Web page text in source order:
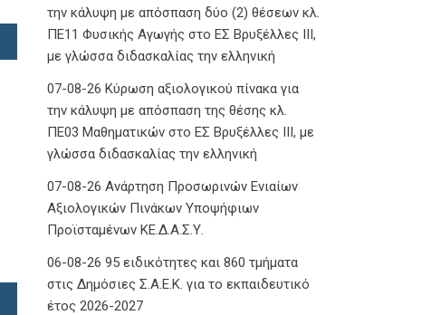
την κάλυψη με απόσπαση δύο (2) θέσεων κλ.
ΠΕ11 Φυσικής Αγωγής στο ΕΣ Βρυξέλλες ΙΙΙ,
με γλώσσα διδασκαλίας την ελληνική
07-08-26 Κύρωση αξιολογικού πίνακα για
την κάλυψη με απόσπαση της θέσης κλ.
ΠΕ03 Μαθηματικών στο ΕΣ Βρυξέλλες ΙΙΙ, με
γλώσσα διδασκαλίας την ελληνική
07-08-26 Ανάρτηση Προσωρινών Ενιαίων
Αξιολογικών Πινάκων Υποψήφιων
Προϊσταμένων ΚΕ.Δ.Α.Σ.Υ.
06-08-26 95 ειδικότητες και 860 τμήματα
στις Δημόσιες Σ.Α.Ε.Κ. για το εκπαιδευτικό
έτος 2026-2027